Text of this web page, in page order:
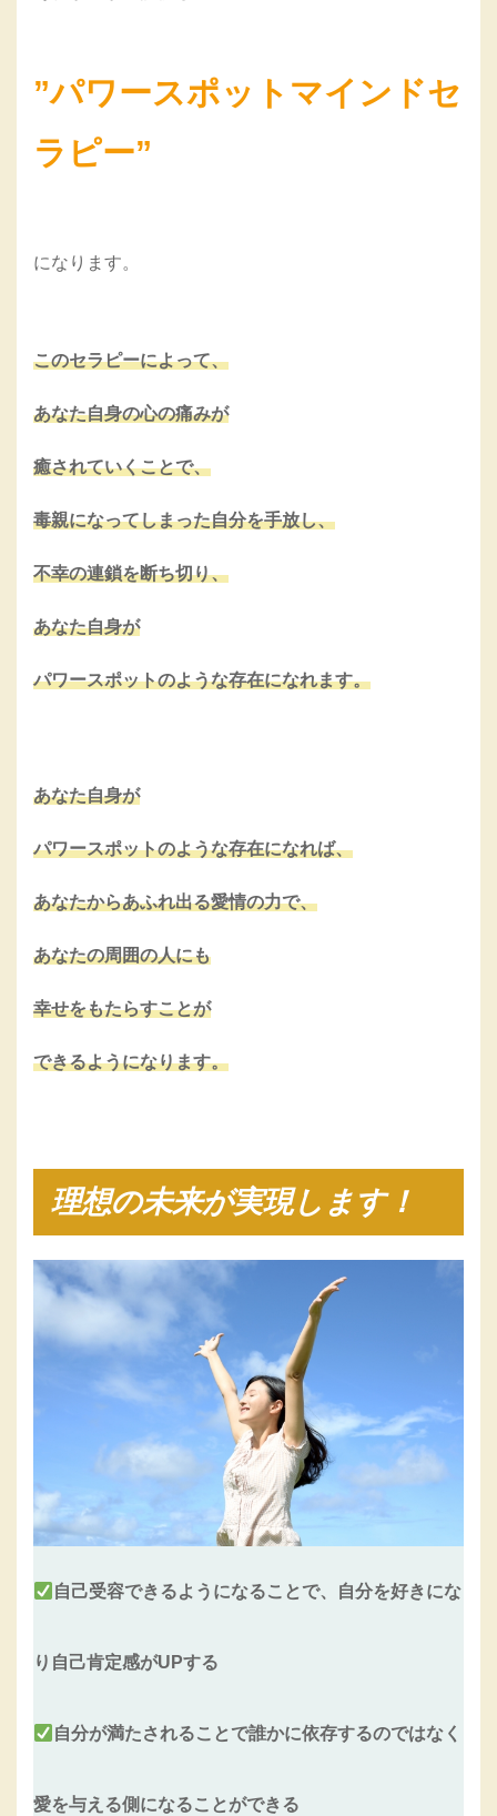
”パワースポットマインドセ
ラピー”
になります。
このセラピーによって、
あなた自身の心の痛みが
癒されていくことで、
毒親になってしまった自分を手放し、
不幸の連鎖を断ち切り、
あなた自身が
パワースポットのような存在になれます。
あなた自身が
パワースポットのような存在になれば、
あなたからあふれ出る愛情の力で、
あなたの周囲の人にも
幸せをもたらすことが
できるようになります。
理想の未来が実現します！
自己受容できるようになることで、自分を好きにな
り自己肯定感がUPする
自分が満たされることで誰かに依存するのではなく
愛を与える側になることができる